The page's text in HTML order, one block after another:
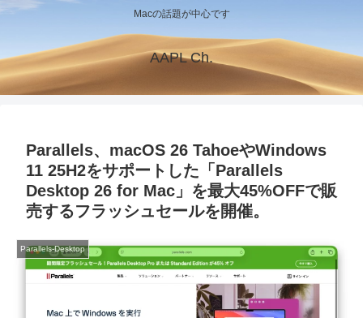
Macの話題が中心です
AAPL Ch.
Parallels、macOS 26 TahoeやWindows
11 25H2をサポートした「Parallels
Desktop 26 for Mac」を最大45%OFFで販
売するフラッシュセールを開催。
Parallels-Desktop